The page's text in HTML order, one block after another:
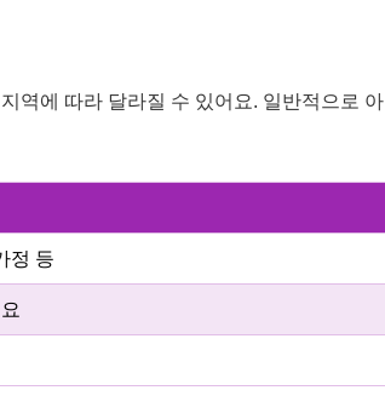
역에 따라 달라질 수 있어요. 일반적으로 아
정 등